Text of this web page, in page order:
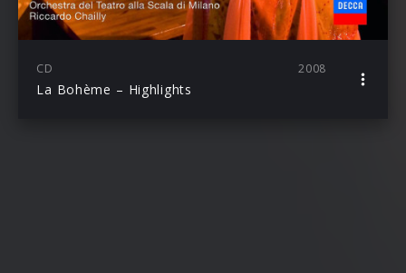
CD 2008
La Bohème – Highlights